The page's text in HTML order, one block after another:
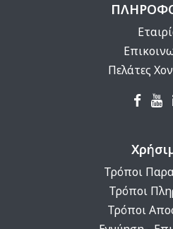
Πελάτες
Τρόποι
Τρόποι
Τρόποι